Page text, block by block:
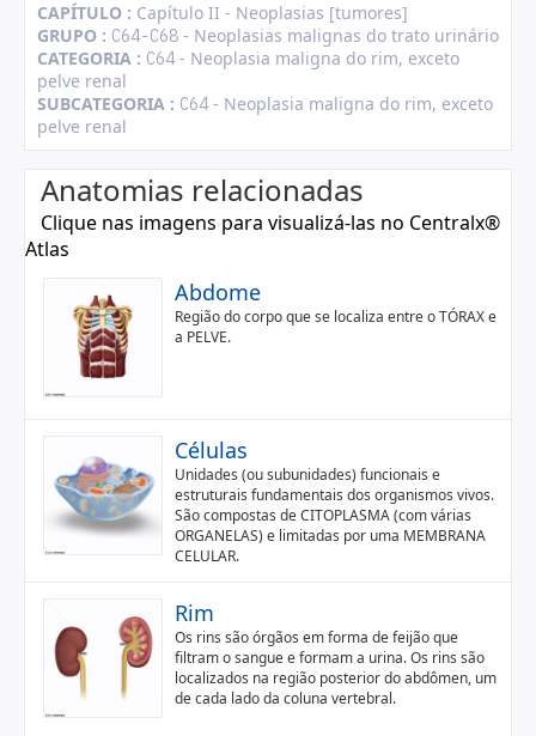
CAPÍTULO : Capítulo II - Neoplasias [tumores]
GRUPO : C64-C68 - Neoplasias malignas do trato urinário
CATEGORIA : C64- Neoplasia maligna do rim, exceto
pelve renal
SUBCATEGORIA : C64- Neoplasia maligna do rim, exceto
pelve renal
Anatomias relacionadas
Clique nas imagens para visualizá-las no Centralx®
Atlas
Abdome
Região do corpo que se localiza entre o TÓRAX e
a PELVE.
Células
Unidades (ou subunidades) funcionais e
estruturais fundamentais dos organismos vivos.
São compostas de CITOPLASMA (com várias
ORGANELAS) e limitadas por uma MEMBRANA
CELULAR.
Rim
Os rins são órgãos em forma de feijão que
filtram o sangue e formam a urina. Os rins são
localizados na região posterior do abdômen, um
de cada lado da coluna vertebral.